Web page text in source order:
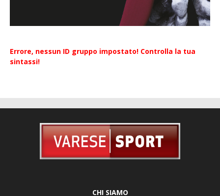
Errore, nessun ID gruppo impostato! Controlla la tua
sintassi!
CHI SIAMO